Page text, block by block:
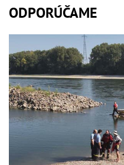
ODPORÚČAME